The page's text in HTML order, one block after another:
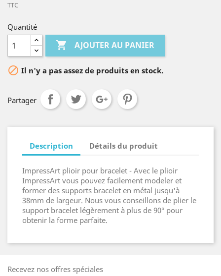
TTC
Quantité
 AJOUTER AU PANIER
 Il n'y a pas assez de produits en stock.
Partager
Description Détails du produit
ImpressArt plioir pour bracelet - Avec le plioir
ImpressArt vous pouvez facilement modeler et
former des supports bracelet en métal jusqu'à
38mm de largeur. Nous vous conseillons de plier le
support bracelet légèrement à plus de 90° pour
obtenir la forme parfaite.
Recevez nos offres spéciales